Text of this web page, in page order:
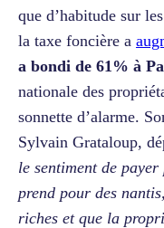
que d’habitude sur
la taxe foncière a
a bondi de 61% à
nationale des
sonnette d’alarme.
Sylvain Grataloup,
le sentiment de
prend pour des
riches et que la